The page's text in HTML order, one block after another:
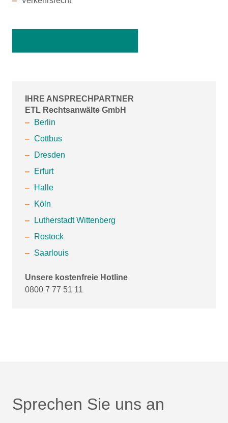
IHRE ANSPRECHPARTNER
ETL Rechtsanwälte GmbH
Berlin
Cottbus
Dresden
Erfurt
Halle
Köln
Lutherstadt Wittenberg
Rostock
Saarlouis
Unsere kostenfreie Hotline
0800 7 77 51 11
Sprechen Sie uns an